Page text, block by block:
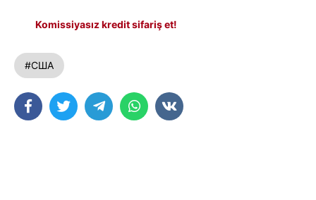
Komissiyasız kredit sifariş et!
#США